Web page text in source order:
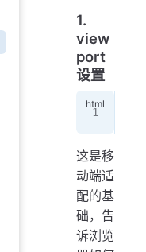
1.
view
port
设置
这是移
动端适
配的基
础，告
诉浏览